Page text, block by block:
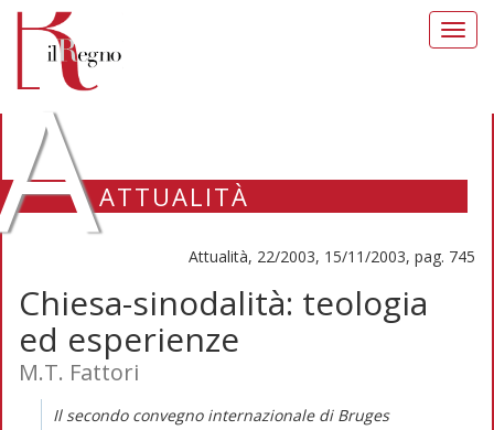
ATTUALITÀ
Attualità, 22/2003, 15/11/2003, pag. 745
Chiesa-sinodalità: teologia
ed esperienze
M.T. Fattori
Il secondo convegno internazionale di Bruges